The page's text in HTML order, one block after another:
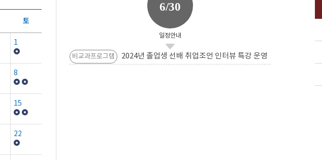
토
1
8
15
22
6/30
일정안내
비교과프로그램 2024년 졸업생 선배 취업조언 인터뷰 특강 운영